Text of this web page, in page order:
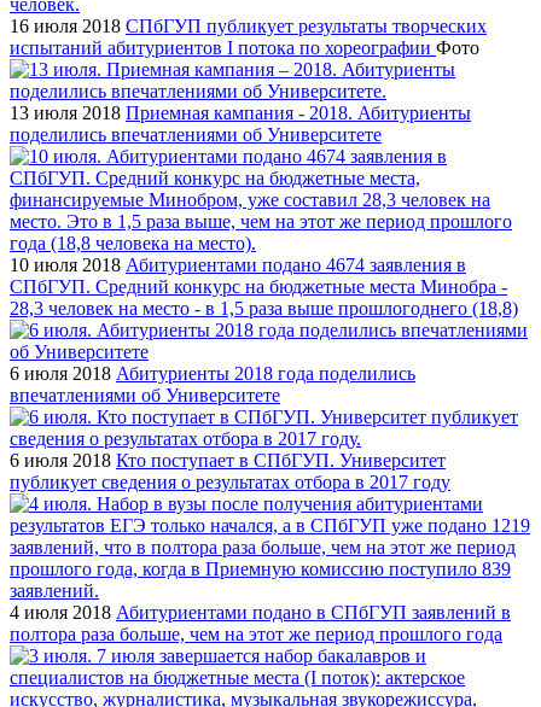
16 июля 2018 СПбГУП публикует результаты творческих
испытаний абитуриентов I потока по хореографии Фото
13 июля 2018 Приемная кампания - 2018. Абитуриенты
поделились впечатлениями об Университете
10 июля 2018 Абитуриентами подано 4674 заявления в
СПбГУП. Средний конкурс на бюджетные места Минобра -
28,3 человек на место - в 1,5 раза выше прошлогоднего (18,8)
6 июля 2018 Абитуриенты 2018 года поделились
впечатлениями об Университете
6 июля 2018 Кто поступает в СПбГУП. Университет
публикует сведения о результатах отбора в 2017 году
4 июля 2018 Абитуриентами подано в СПбГУП заявлений в
полтора раза больше, чем на этот же период прошлого года